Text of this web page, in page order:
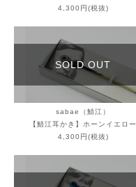
4,300円(税抜)
SOLD OUT
sabae（鯖江）
【鯖江耳かき】ホーンイエロー
4,300円(税抜)